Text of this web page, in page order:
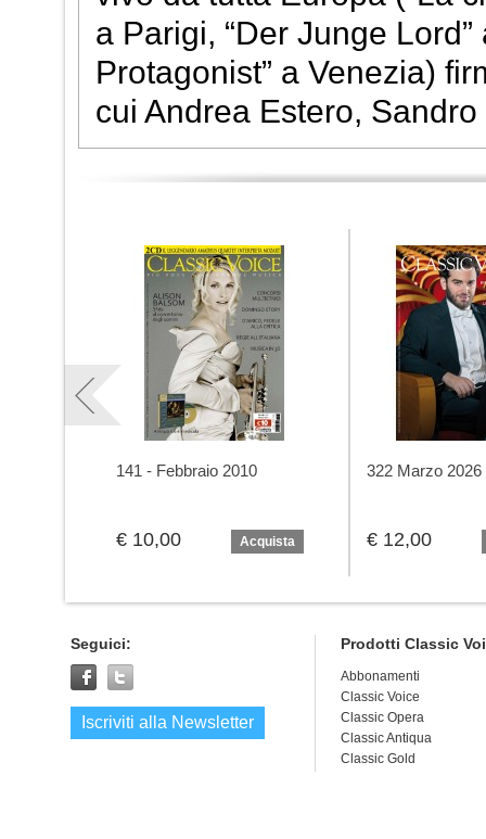
a Parigi, “Der Junge Lord”
Protagonist” a Venezia)
cui Andrea Estero,
141 - Febbraio 2010
€ 10,00 Acquista
322 Marzo 2026
€ 12,00
Seguici:
Iscriviti alla Newsletter
Prodotti Classic
Abbonamenti
Classic Voice
Classic Opera
Classic Antiqua
Classic Gold